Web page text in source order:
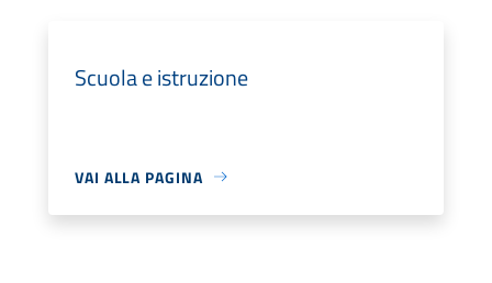
Scuola e istruzione
VAI ALLA PAGINA